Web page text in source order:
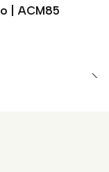
| ACM85